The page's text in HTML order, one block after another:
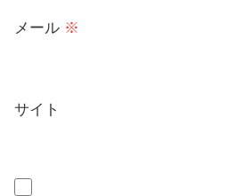
メール ※
サイト